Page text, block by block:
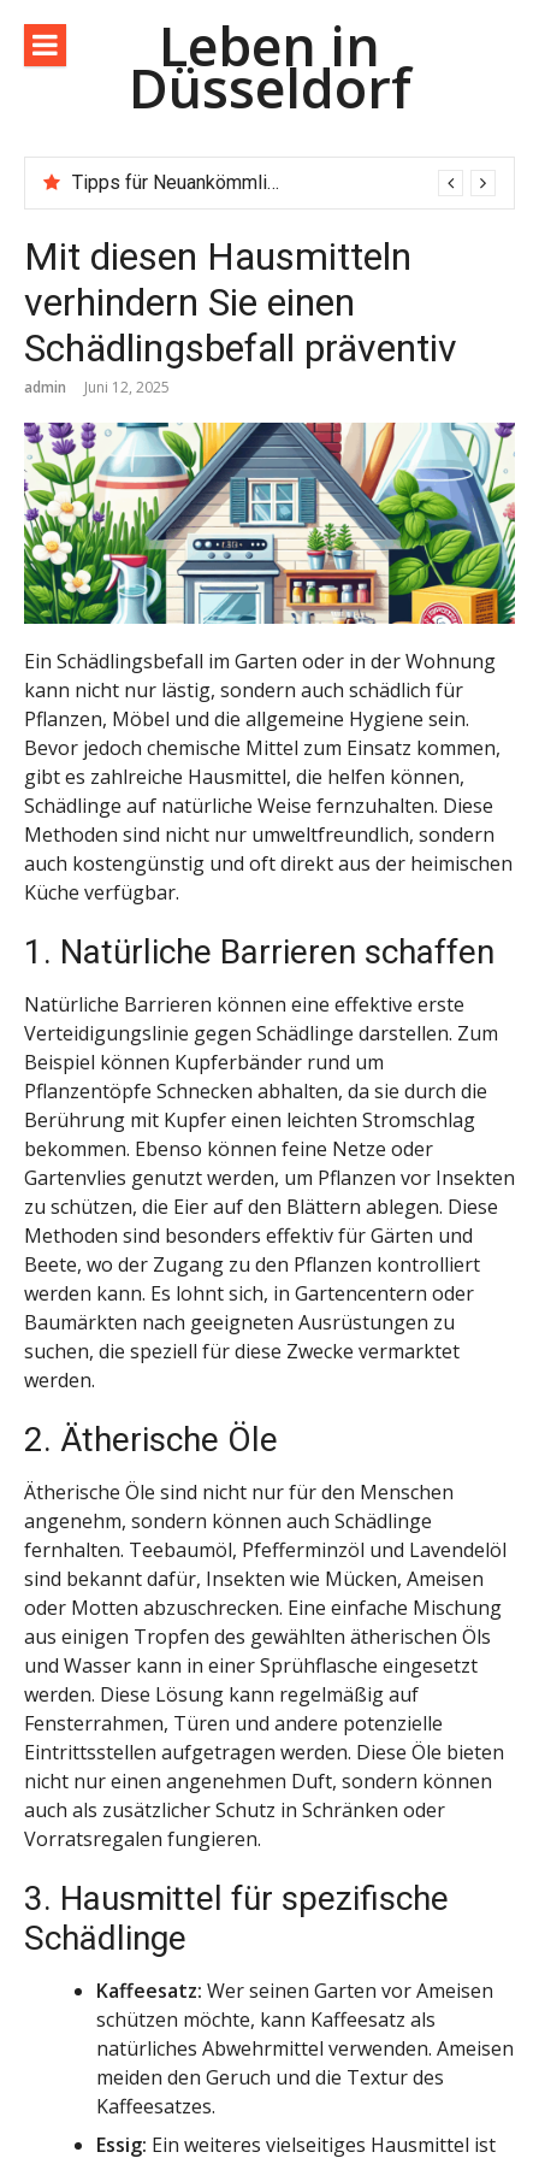
zum
Inhalt
Leben in
Düsseldorf
Tipps für Neuankömmlinge in Düsseldorf – Dein Wegweiser für den Neustart
Mit diesen Hausmitteln
verhindern Sie einen
Schädlingsbefall präventiv
admin Juni 12, 2025
Ein Schädlingsbefall im Garten oder in der Wohnung
kann nicht nur lästig, sondern auch schädlich für
Pflanzen, Möbel und die allgemeine Hygiene sein.
Bevor jedoch chemische Mittel zum Einsatz kommen,
gibt es zahlreiche Hausmittel, die helfen können,
Schädlinge auf natürliche Weise fernzuhalten. Diese
Methoden sind nicht nur umweltfreundlich, sondern
auch kostengünstig und oft direkt aus der heimischen
Küche verfügbar.
1. Natürliche Barrieren schaffen
Natürliche Barrieren können eine effektive erste
Verteidigungslinie gegen Schädlinge darstellen. Zum
Beispiel können Kupferbänder rund um
Pflanzentöpfe Schnecken abhalten, da sie durch die
Berührung mit Kupfer einen leichten Stromschlag
bekommen. Ebenso können feine Netze oder
Gartenvlies genutzt werden, um Pflanzen vor Insekten
zu schützen, die Eier auf den Blättern ablegen. Diese
Methoden sind besonders effektiv für Gärten und
Beete, wo der Zugang zu den Pflanzen kontrolliert
werden kann. Es lohnt sich, in Gartencentern oder
Baumärkten nach geeigneten Ausrüstungen zu
suchen, die speziell für diese Zwecke vermarktet
werden.
2. Ätherische Öle
Ätherische Öle sind nicht nur für den Menschen
angenehm, sondern können auch Schädlinge
fernhalten. Teebaumöl, Pfefferminzöl und Lavendelöl
sind bekannt dafür, Insekten wie Mücken, Ameisen
oder Motten abzuschrecken. Eine einfache Mischung
aus einigen Tropfen des gewählten ätherischen Öls
und Wasser kann in einer Sprühflasche eingesetzt
werden. Diese Lösung kann regelmäßig auf
Fensterrahmen, Türen und andere potenzielle
Eintrittsstellen aufgetragen werden. Diese Öle bieten
nicht nur einen angenehmen Duft, sondern können
auch als zusätzlicher Schutz in Schränken oder
Vorratsregalen fungieren.
3. Hausmittel für spezifische
Schädlinge
Kaffeesatz: Wer seinen Garten vor Ameisen
schützen möchte, kann Kaffeesatz als
natürliches Abwehrmittel verwenden. Ameisen
meiden den Geruch und die Textur des
Kaffeesatzes.
Essig: Ein weiteres vielseitiges Hausmittel ist